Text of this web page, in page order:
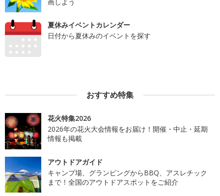
夏休みイベントカレンダー
日付から夏休みのイベントを探す
おすすめ特集
花火特集2026
2026年の花火大会情報をお届け！開催・中止・延期
情報も掲載
アウトドアガイド
キャンプ場、グランピングからBBQ、アスレチック
まで！全国のアウトドアスポットをご紹介